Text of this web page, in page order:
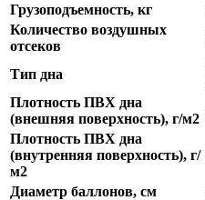
Грузоподъемность, кг
Количество воздушных
отсеков
Тип дна
Плотность ПВХ дна
(внешняя поверхность), г/м2
Плотность ПВХ дна
(внутренняя поверхность), г/
м2
Диаметр баллонов, см